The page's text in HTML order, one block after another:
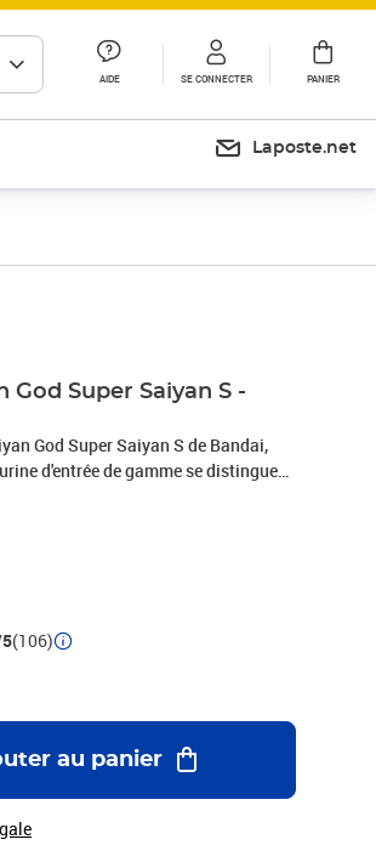
AIDE SE CONNECTER PANIER
Laposte.net
God Super Saiyan S -
God Super Saiyan S de Bandai,
d'entrée de gamme se distingue
pour les adultes et les
pièce emblématique à votre
série préférée.
(106)
au panier